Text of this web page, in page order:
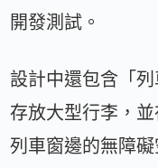
開發測試。
設計中還包含「
存放大型行李，
列車窗邊的無障